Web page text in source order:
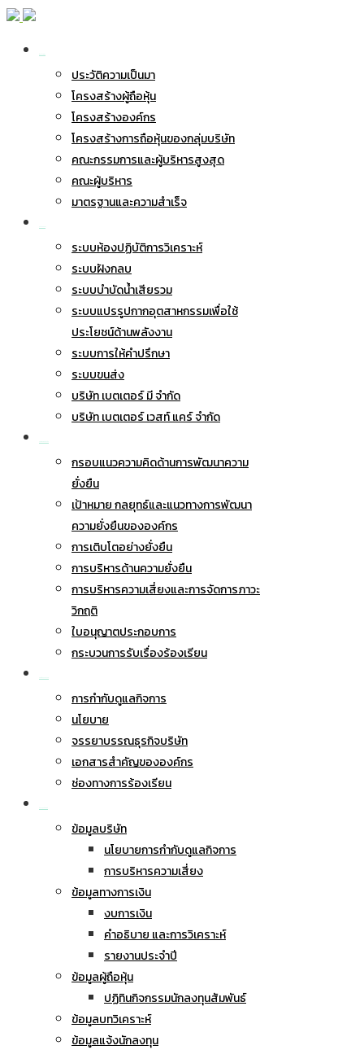
ประวัติความเป็นมา
โครงสร้างผู้ถือหุ้น
โครงสร้างองค์กร
โครงสร้างการถือหุ้นของกลุ่มบริษัท
คณะกรรมการและผู้บริหารสูงสุด
คณะผู้บริหาร
มาตรฐานและความสำเร็จ
ระบบห้องปฏิบัติการวิเคราะห์
ระบบฝังกลบ
ระบบบำบัดน้ำเสียรวม
ระบบแปรรูปกากอุตสาหกรรมเพื่อใช้
ประโยชน์ด้านพลังงาน
ระบบการให้คำปรึกษา
ระบบขนส่ง
บริษัท เบตเตอร์ มี จำกัด
บริษัท เบตเตอร์ เวสท์ แคร์ จำกัด
กรอบแนวความคิดด้านการพัฒนาความ
ยั่งยืน
เป้าหมาย กลยุทธ์และแนวทางการพัฒนา
ความยั่งยืนขององค์กร
การเติบโตอย่างยั่งยืน
การบริหารด้านความยั่งยืน
การบริหารความเสี่ยงและการจัดการภาวะ
วิกฤติ
ใบอนุญาตประกอบการ
กระบวนการรับเรื่องร้องเรียน
การกำกับดูแลกิจการ
นโยบาย
จรรยาบรรณธุรกิจบริษัท
เอกสารสำคัญขององค์กร
ช่องทางการร้องเรียน
ข้อมูลบริษัท
นโยบายการกำกับดูแลกิจการ
การบริหารความเสี่ยง
ข้อมูลทางการเงิน
งบการเงิน
คำอธิบาย และการวิเคราะห์
รายงานประจำปี
ข้อมูลผู้ถือหุ้น
ปฏิทินกิจกรรมนักลงทุนสัมพันธ์
ข้อมูลบทวิเคราะห์
ข้อมูลแจ้งนักลงทุน